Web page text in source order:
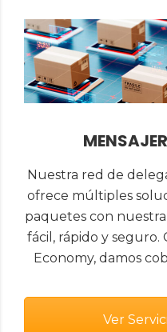
Nuestra red de
ofrece múltiples
paquetes con
fácil, rápido y seguro.
Economy, damos
Ver